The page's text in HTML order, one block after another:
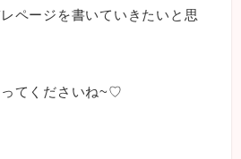
ページを書いていきたいと思
てくださいね~♡